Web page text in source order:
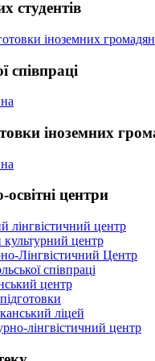
студентів
іноземних громадян
співпраці
іноземних
центри
лінгвістичний центр
культурний центр
Лінгвістичний Центр
співпраці
центр
ліцей
лінгвістичний центр